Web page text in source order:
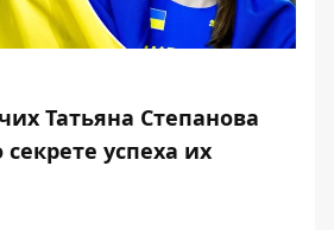
Татьяна Степанова
секрете успеха их